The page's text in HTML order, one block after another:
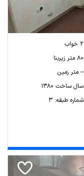
2 خواب
80 متر زیربنا
-- متر زمین
سال ساخت 1380
شماره طبقه: 3